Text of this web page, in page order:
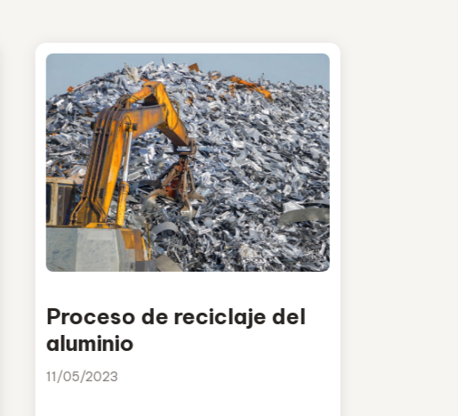
Proceso de reciclaje del
aluminio
11/05/2023